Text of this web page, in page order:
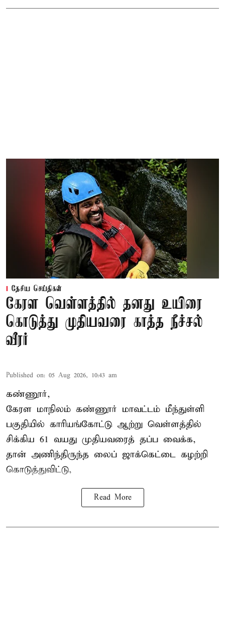
தேசிய செய்திகள்
கேரள வெள்ளத்தில் தனது உயிரை
கொடுத்து முதியவரை காத்த நீச்சல்
வீரர்
Published on: 05 Aug 2026, 10:43 am
கண்ணூர்,
கேரள மாநிலம் கண்ணூர் மாவட்டம் மீந்துள்ளி
பகுதியில் காரியங்கோட்டு ஆற்று வெள்ளத்தில்
சிக்கிய 61 வயது முதியவரைத் தப்ப வைக்க,
தான் அணிந்திருந்த லைப் ஜாக்கெட்டை கழற்றி
கொடுத்துவிட்டு,
Read More